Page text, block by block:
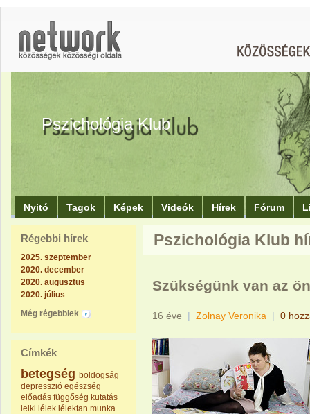
Pszichológia Klub
Nyitó Tagok Képek Videók Hírek Fórum
Régebbi hírek
2025. szeptember
2020. december
2020. augusztus
2020. július
Még régebbiek
Címkék
betegség boldogság
depresszió egészség
előadás függőség kutatás
lelki lélek lélektan munka
Pszichológia Klub
Szükségünk van az
16 éve | Zolnay Veronika | 0